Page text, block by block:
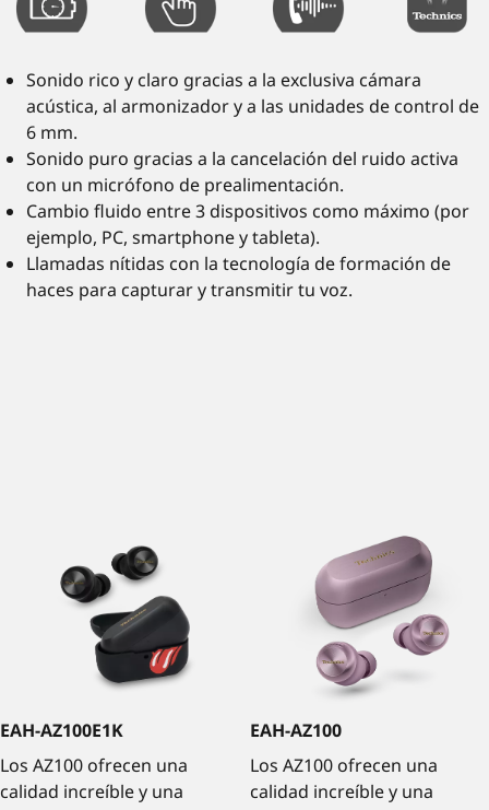
Sonido rico y claro gracias a la exclusiva cámara
acústica, al armonizador y a las unidades de control de
6 mm.
Sonido puro gracias a la cancelación del ruido activa
con un micrófono de prealimentación.
Cambio fluido entre 3 dispositivos como máximo (por
ejemplo, PC, smartphone y tableta).
Llamadas nítidas con la tecnología de formación de
haces para capturar y transmitir tu voz.
EAH-AZ100E1K
Los AZ100 ofrecen una
calidad increíble y una
EAH-AZ100
Los AZ100 ofrecen una
calidad increíble y una